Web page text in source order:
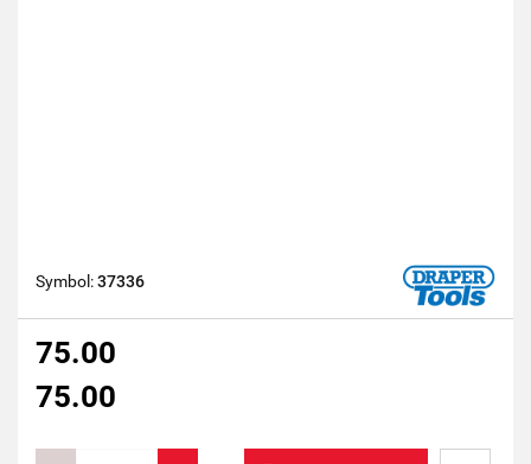
Symbol:37336
75.00
75.00